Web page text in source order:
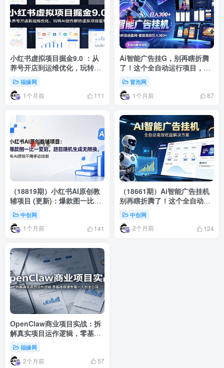
小红书虚拟项目掘金9.0 ：从
养号开店到运维优化，玩转AI
创作解锁虚拟项目盈利
福缘网
1个月前 111
Ai智能广告挂G，别再瞎折腾
了！这个全自动运行项目，新
手当天见收益，告别频繁换项
目的烦恼
冒泡网
1个月前 87
（18819期）小红书AI原创教
辅项目 (更新)：爆款图一比一
复刻，题目随机生成无限换，
纯AI原创不用手动排版
中创网
1个月前 141
（18661期）Ai智能广告挂机
别再瞎折腾了！这个全自动挂
机项目，新手当天见钱，告别
频繁换项目的烦恼
中创网
2个月前 124
OpenClaw商业项目实战：拆
解真实项目运作逻辑，零基础
搭建专属一人创业公司
福缘网
2个月前 57